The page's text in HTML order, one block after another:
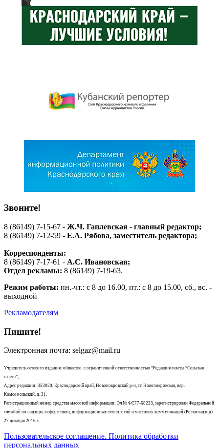
Звоните!
8 (86149) 7-15-67 - Ж.Ч. Гаплевская - главный редактор;
8 (86149) 7-12-59 - Е.А. Рябова, заместитель редактора;
Корреспонденты:
8 (86149) 7-17-61 - А.С. Ивановская;
Отдел рекламы: 8 (86149) 7-19-63.
Режим работы: пн.-чт.: с 8 до 16.00, пт.: с 8 до 15.00, сб., вс. -
выходной
Рекламодателям
Пишите!
Электронная почта: selgaz@mail.ru
Учредитель сетевого издания: общество с ограниченной ответственностью “Редакция газеты “Сельская
газета”;
Адрес редакции: 353020, Краснодарский край, Новопокровский р-н, ст. Новопокровская, пер.
Комсомольский, д. 31.
Регистрационный номер средства массовой информации: Эл № ФС77-68223, зарегистрирован Федеральной
службой по надзору в сфере связи, информационных технологий и массовых коммуникаций (Роскмнадзор)
27 декабря 2016 г..
Пользовательское соглашение. Политика обработки
персональных данных